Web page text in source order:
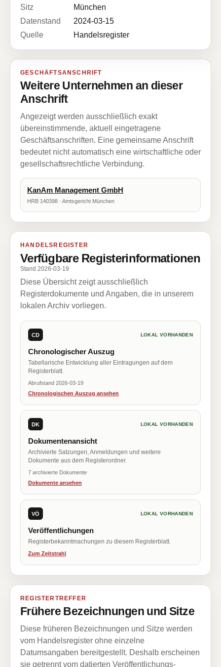
Sitz
München
Datenstand
2024-03-15
Quelle
Handelsregister
GESCHÄFTSANSCHRIFT
Weitere Unternehmen an dieser
Anschrift
Angezeigt werden ausschließlich exakt
übereinstimmende, aktuell eingetragene
Geschäftsanschriften. Eine gemeinsame Anschrift
bedeutet nicht automatisch eine wirtschaftliche oder
gesellschaftsrechtliche Verbindung.
KanAm Management GmbH
HRB 140398 · Amtsgericht München
HANDELSREGISTER
Verfügbare Registerinformationen
Stand 2026-03-19
Diese Übersicht zeigt ausschließlich
Registerdokumente und Angaben, die in unserem
lokalen Archiv vorliegen.
CD LOKAL VORHANDEN
Chronologischer Auszug
Tabellarische Entwicklung aller Eintragungen auf dem
Registerblatt.
Abrufstand 2026-03-19
Chronologischen Auszug ansehen
DK LOKAL VORHANDEN
Dokumentenansicht
Archivierte Satzungen, Anmeldungen und weitere
Dokumente aus dem Registerordner.
7 archivierte Dokumente
Dokumente ansehen
VÖ LOKAL VORHANDEN
Veröffentlichungen
Registerbekanntmachungen zu diesem Registerblatt.
Zum Zeitstrahl
REGISTERTREFFER
Frühere Bezeichnungen und Sitze
Diese früheren Bezeichnungen und Sitze werden
vom Handelsregister ohne einzelne
Datumsangaben bereitgestellt. Deshalb erscheinen
sie getrennt vom datierten Veröffentlichungs-